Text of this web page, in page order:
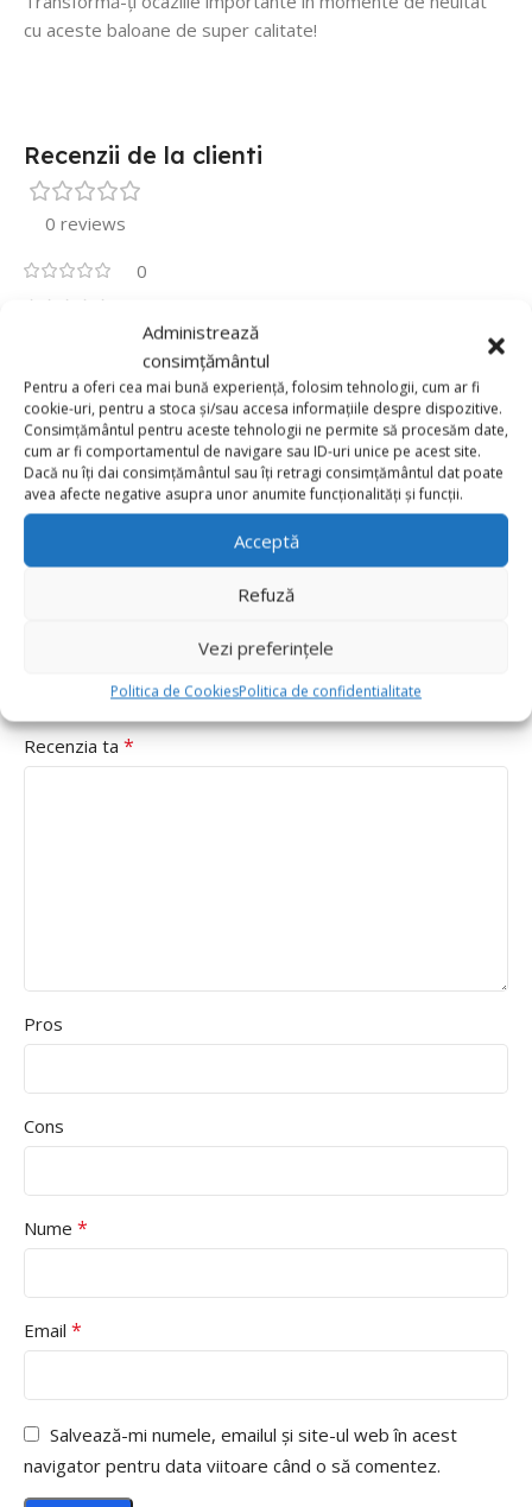
Administrează
consimțământul
Pentru a oferi cea mai bună experiență, folosim tehnologii, cum ar fi
cookie-uri, pentru a stoca și/sau accesa informațiile despre dispozitive.
Consimțământul pentru aceste tehnologii ne permite să procesăm date,
cum ar fi comportamentul de navigare sau ID-uri unice pe acest site.
Dacă nu îți dai consimțământul sau îți retragi consimțământul dat poate
avea afecte negative asupra unor anumite funcționalități și funcții.
Acceptă
Refuză
Vezi preferințele
Politica de CookiesPolitica de confidentialitate
cu aceste baloane de super calitate!
Recenzii de la clienti
0 reviews
0
0
0
0
Fii primul care scrii o recenzie pentru „Set 5 Baloane
Latex Jumbo 46cm, Roz Pal,Baby Pink”
Adresa ta de email nu va fi publicată. Câmpurile obligatorii
Delivery speed
Recenzia ta *
Pros
Cons
Nume *
Email *
Salvează-mi numele, emailul și site-ul web în acest
navigator pentru data viitoare când o să comentez.